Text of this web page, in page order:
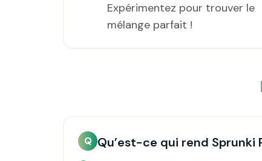
Expérimentez pour trouver le
mélange parfait !
Q Qu’est-ce qui rend Sprunki